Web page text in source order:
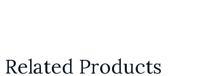
Related Products